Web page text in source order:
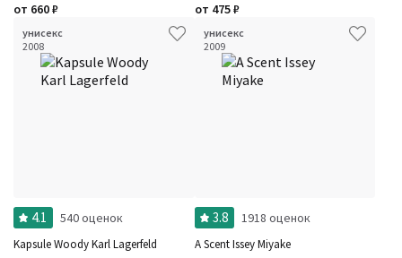
от 660₽ от 475₽
унисекс
2008
4.1 540 оценок
Kapsule Woody Karl Lagerfeld
унисекс
2009
3.8 1918 оценок
A Scent Issey Miyake